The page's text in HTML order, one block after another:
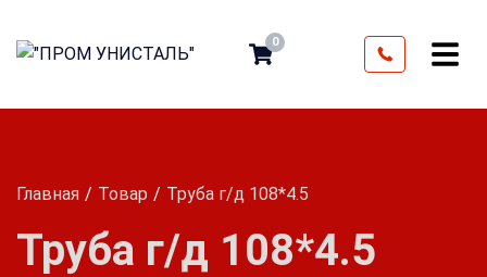
0
Главная Товар Труба г/д 108*4.5
Труба г/д 108*4.5